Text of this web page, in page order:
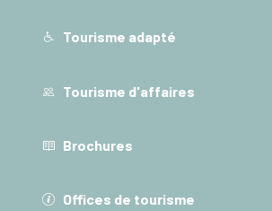
Tourisme adapté
Tourisme d'affaires
Brochures
Offices de tourisme